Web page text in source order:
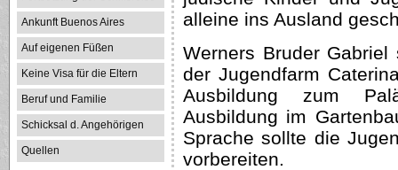
Ankunft Buenos Aires
Auf eigenen Füßen
Keine Visa für die Eltern
Beruf und Familie
Schicksal d. Angehörigen
Quellen
alleine ins Ausland
Werners Bruder
der Jugendfarm
Ausbildung zum
Ausbildung im
Sprache sollte die
vorbereiten.